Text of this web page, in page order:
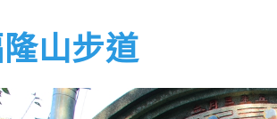
山步道